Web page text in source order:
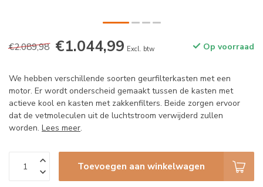
€2.089,98 €1.044,99 Excl. btw Op voorraad
We hebben verschillende soorten geurfilterkasten met een
motor. Er wordt onderscheid gemaakt tussen de kasten met
actieve kool en kasten met zakkenfilters. Beide zorgen ervoor
dat de vetmoleculen uit de luchtstroom verwijderd zullen
worden. Lees meer.
Toevoegen aan winkelwagen